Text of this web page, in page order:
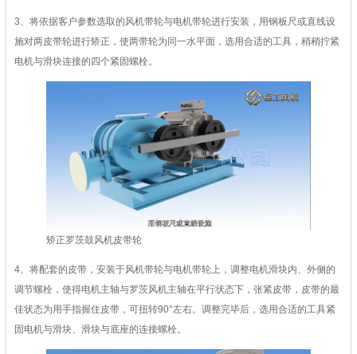
3、将依据客户参数选取的风机带轮与电机带轮进行安装，用钢板尺或直线设
施对两皮带轮进行矫正，使两带轮为同一水平面，选用合适的工具，稍稍拧紧
电机与滑块连接的四个紧固螺栓。
矫正罗茨鼓风机皮带轮
4、将配套的皮带，安装于风机带轮与电机带轮上，调整电机滑块内、外侧的
调节螺栓，使得电机主轴与罗茨风机主轴在平行状态下，张紧皮带，皮带的最
佳状态为用手指握住皮带，可扭转90°左右。调整完毕后，选用合适的工具紧
固电机与滑块、滑块与底座的连接螺栓。